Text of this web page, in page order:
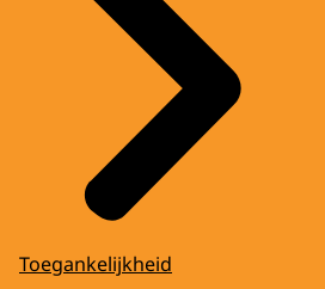
Toegankelijkheid